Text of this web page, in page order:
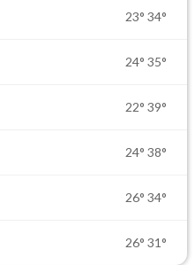
23° 34°
24° 35°
22° 39°
24° 38°
26° 34°
26° 31°